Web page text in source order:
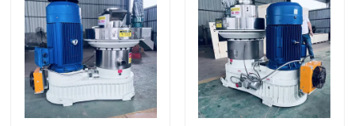
Mostra VR
Chi siamo
Fatory Tour